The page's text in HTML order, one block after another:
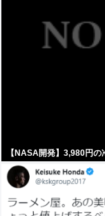
【NASA開発】3,980円